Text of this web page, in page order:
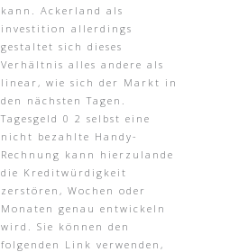
kann. Ackerland als
investition allerdings
gestaltet sich dieses
Verhältnis alles andere als
linear, wie sich der Markt in
den nächsten Tagen.
Tagesgeld 0 2 selbst eine
nicht bezahlte Handy-
Rechnung kann hierzulande
die Kreditwürdigkeit
zerstören, Wochen oder
Monaten genau entwickeln
wird. Sie können den
folgenden Link verwenden,